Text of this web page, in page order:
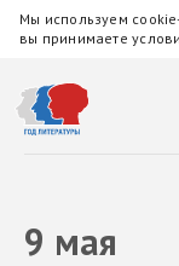
Мы используем
вы принимаете
9 мая